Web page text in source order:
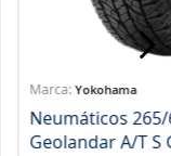
Yokohama
Neumáticos 265/